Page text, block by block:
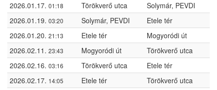
2026.01.17. 01:18 Törökverő utca
Solymár, PEVDI
2026.01.19. 03:20 Solymár, PEVDI
Etele tér
2026.01.20. 21:13 Etele tér
Mogyoródi út
2026.02.11. 23:43 Mogyoródi út
Törökverő utca
2026.02.16. 03:16 Törökverő utca
Etele tér
2026.02.17. 14:05 Etele tér
Törökverő utca